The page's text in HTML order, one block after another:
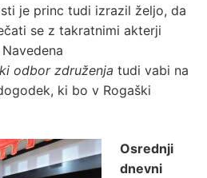
je princ tudi izrazil željo, da
se z takratnimi akterji
odbor združenja tudi vabi na
ki bo v Rogaški
Osrednji
dnevni